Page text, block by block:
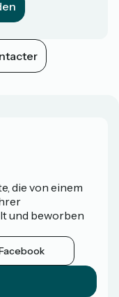
die von einem
und beworben